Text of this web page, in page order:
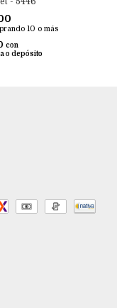
10 o más
con
o depósito